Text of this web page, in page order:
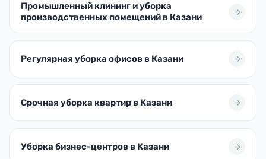
Промышленный клининг и уборка
производственных помещений в Казани
Регулярная уборка офисов в Казани
Срочная уборка квартир в Казани
Уборка бизнес-центров в Казани